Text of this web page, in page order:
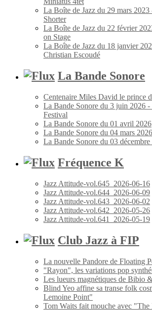
La Boîte de Jazz du 29 mars 2023
Shorter
La Boîte de Jazz du 22 février
on Stage
La Boîte de Jazz du 18 janvier
Christian Escoudé
La Bande Sonore
Centenaire Miles David le prince
La Bande Sonore du 3 juin 2026 -
Festival
La Bande Sonore du 01 avril 2026
La Bande Sonore du 04 mars 2026
La Bande Sonore du 03 décembre
Fréquence K
Jazz Attitude-vol.645_2026-06-16
Jazz Attitude-vol.644_2026-06-09
Jazz Attitude-vol.643_2026-06-02
Jazz Attitude-vol.642_2026-05-26
Jazz Attitude-vol.641_2026-05-19
Club Jazz à FIP
La nouvelle Pandore de Floating
"Rayon", les variations pop
Les lueurs magnétiques de Bibio
Blind Yeo affine sa transe folk
Lemoine Point"
Tom Waits fait mouche avec